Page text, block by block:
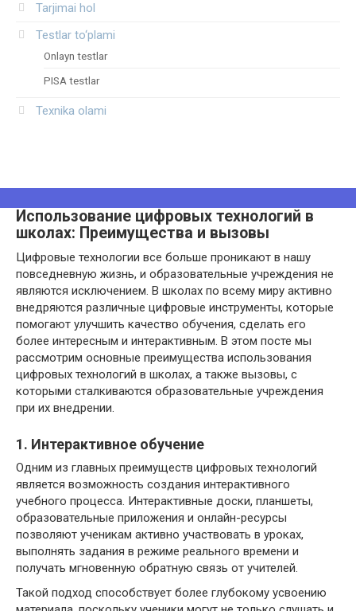
Tarjimai hol
Testlar to‘plami
Onlayn testlar
PISA testlar
Texnika olami
Использование цифровых технологий в
школах: Преимущества и вызовы
Цифровые технологии все больше проникают в нашу
повседневную жизнь, и образовательные учреждения не
являются исключением. В школах по всему миру активно
внедряются различные цифровые инструменты, которые
помогают улучшить качество обучения, сделать его
более интересным и интерактивным. В этом посте мы
рассмотрим основные преимущества использования
цифровых технологий в школах, а также вызовы, с
которыми сталкиваются образовательные учреждения
при их внедрении.
1. Интерактивное обучение
Одним из главных преимуществ цифровых технологий
является возможность создания интерактивного
учебного процесса. Интерактивные доски, планшеты,
образовательные приложения и онлайн-ресурсы
позволяют ученикам активно участвовать в уроках,
выполнять задания в режиме реального времени и
получать мгновенную обратную связь от учителей.
Такой подход способствует более глубокому усвоению